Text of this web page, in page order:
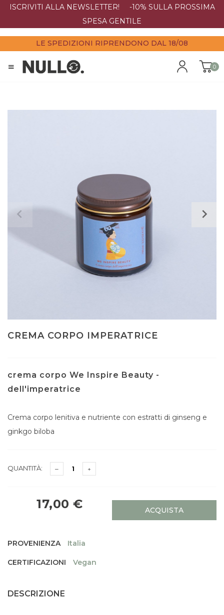
ISCRIVITI ALLA NEWSLETTER! -10% SULLA PROSSIMA
SPESA GENTILE
LE SPEDIZIONI RIPRENDONO DAL 18/08
0
CREMA CORPO IMPERATRICE
crema corpo We Inspire Beauty -
dell'imperatrice
Crema corpo lenitiva e nutriente con estratti di ginseng e
ginkgo biloba
QUANTITÀ:
17,00 € ACQUISTA
PROVENIENZA Italia
CERTIFICAZIONI Vegan
DESCRIZIONE